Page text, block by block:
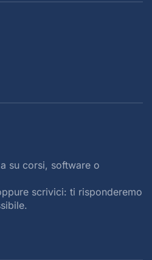
su corsi, software o
scrivici: ti risponderemo